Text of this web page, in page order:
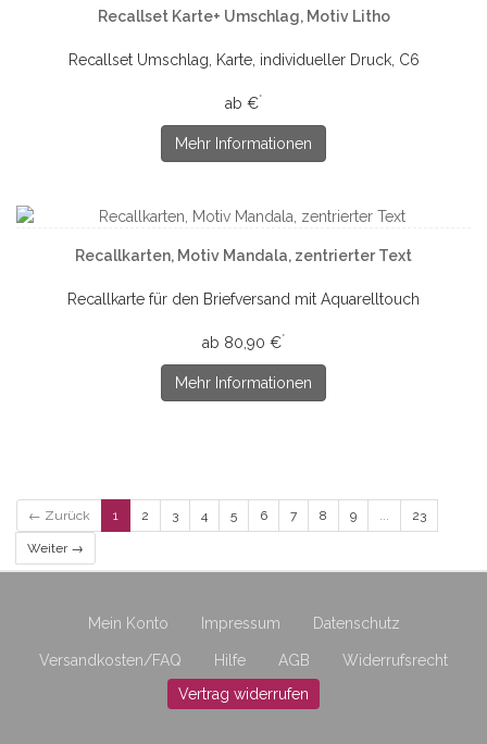
Recallset Karte+ Umschlag, Motiv Litho
Recallset Umschlag, Karte, individueller Druck, C6
ab €*
Mehr Informationen
Recallkarten, Motiv Mandala, zentrierter Text
Recallkarte für den Briefversand mit Aquarelltouch
ab 80,90 €*
Mehr Informationen
← Zurück 1 2 3 4 5 6 7 8 9 ... 23
Weiter →
Mein Konto Impressum Datenschutz
Versandkosten/FAQ Hilfe AGB
Widerrufsrecht
Vertrag widerrufen